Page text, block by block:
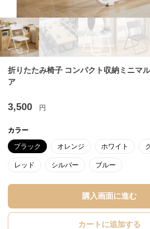
折りたたみ椅子 コンパクト収納ミニマ
ア
3,500 円
カラー
ブラック オレンジ ホワイト
レッド シルバー ブルー
購入画面に進む
カートに追加する